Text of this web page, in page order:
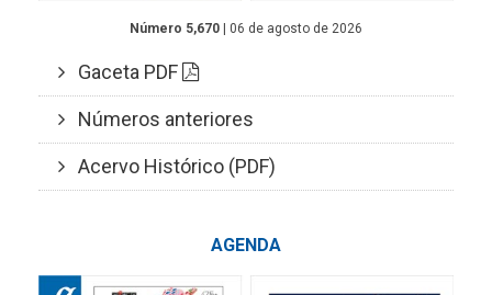
Número 5,670 | 06 de agosto de 2026
Gaceta PDF
Números anteriores
Acervo Histórico (PDF)
AGENDA